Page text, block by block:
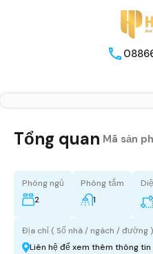
Tổng quan Mã sản
Phòng ngủ
2
Phòng tắm
1
Địa chỉ ( Số nhà / ngách / đường )
Liên hệ để xem thêm thông tin